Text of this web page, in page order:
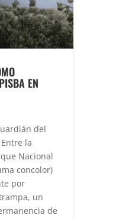
EN
del
la
Nacional
concolor)
por
un
de